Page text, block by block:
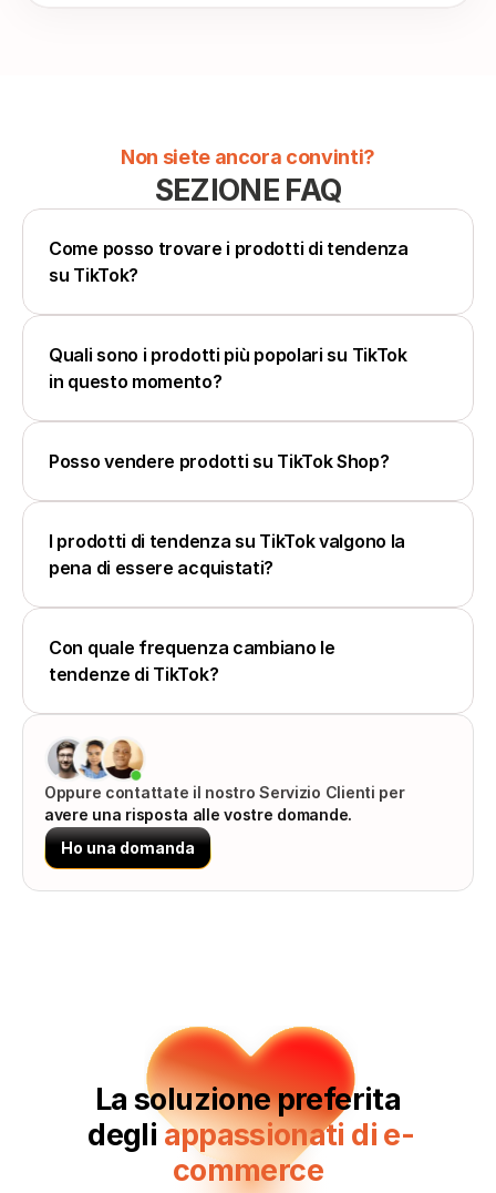
Non siete ancora convinti?
SEZIONE FAQ
Come posso trovare i prodotti di tendenza
su TikTok?
Quali sono i prodotti più popolari su TikTok
in questo momento?
Posso vendere prodotti su TikTok Shop?
I prodotti di tendenza su TikTok valgono la
pena di essere acquistati?
Con quale frequenza cambiano le
tendenze di TikTok?
Oppure contattate il nostro Servizio Clienti per
avere una risposta alle vostre domande.
Ho una domanda
La soluzione preferita
‍ degli appassionati di e-
commerce